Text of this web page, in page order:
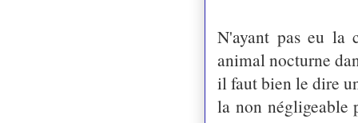
N'ayant pas eu la
animal nocturne
il faut bien le dire
la non négligeable